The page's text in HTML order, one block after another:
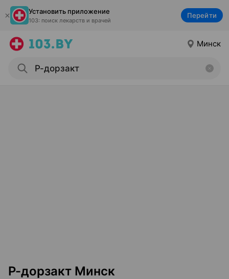
Установить приложение
103: поиск лекарств и врачей
Перейти
Минск
Р-дорзакт Минск